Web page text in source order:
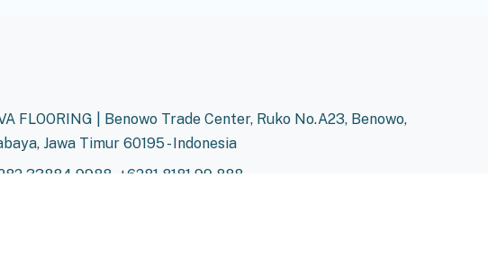
FLOORING | Benowo Trade Center, Ruko No.A23, Benowo,
Jawa Timur 60195 - Indonesia
33884 9988 +6281 8181 99 888